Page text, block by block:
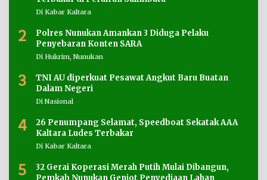
Di Kabar Kaltara
2
Polres Nunukan Amankan 3 Diduga Pelaku
Penyebaran Konten SARA
Di Hukrim, Nunukan
3
TNI AU diperkuat Pesawat Angkut Baru Buatan
Dalam Negeri
Di Nasional
4
26 Penumpang Selamat, Speedboat Sekatak AAA
Kaltara Ludes Terbakar
Di Kabar Kaltara
5
32 Gerai Koperasi Merah Putih Mulai Dibangun,